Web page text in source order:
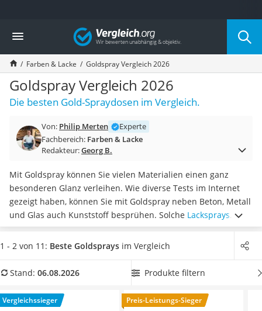
Die beliebtesten Vergleiche nach Kategorie
Baumarkt
Tresor feuerfest
Makita-Akku-Rasenmäher
Kappsäge
Smartes Türschloss
Akku-Rasentrimmer
Split-Klimaanlage 2 Innengeräte
Pelletofen
Tiefbrunnenpumpe
Fliesenschneider
Hochdruckreiniger
Doppelschleifer
Überwachungskamera
Benzinrasenmäher mit Elektrostart
Löschdecke
Winterharte Palmen
Gasdurchlauferhitzer
Vergleich
Farben & Lacke Goldspray Vergleich 2026
Goldspray Vergleich 2026
Die besten Gold-Spraydosen im Vergleich.
Von: Philip Merten
Experte
Fachbereich: Farben & Lacke
Redakteur:Georg B.
Mit Goldspray können Sie vielen Materialien einen ganz
besonderen Glanz verleihen. Wie diverse Tests im Internet
gezeigt haben, können Sie mit Goldspray neben Beton, Metall
und Glas auch Kunststoff besprühen. Solche Lacksprays
bieten denVorteil, dass Sie sehr sauber arbeiten können
und anschließend keine Pinsel oder Farbroller reinigen
unserer Vergleichstabelle
mit mindestens 400 ml Inhalt,
möchten. Überzeugt hat uns hier im August 2026 besonders
1 - 2 von 11: Beste Goldsprays im Vergleich
Stand: 06.08.2026 Produkte filtern
Vergleichssieger Preis-Leistungs-Sieger